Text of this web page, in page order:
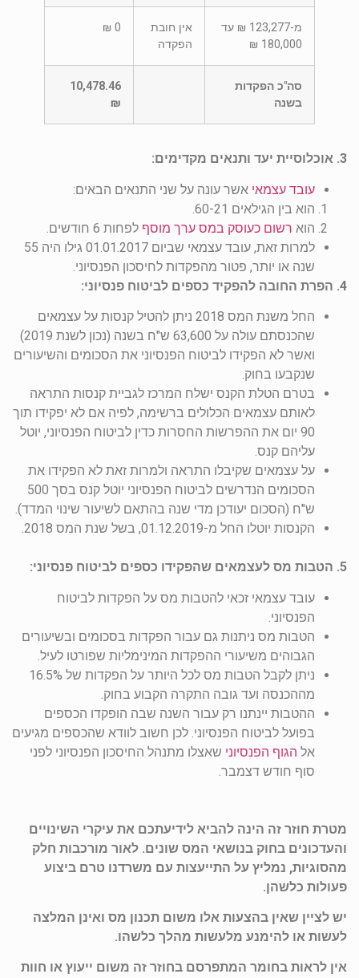
מ-123,277 ₪ עד
180,000 ₪
אין חובת
הפקדה
0 ₪
סה"כ הפקדות
בשנה
10,478.46
₪
3. אוכלוסיית יעד ותנאים מקדימים:
עובד עצמאי אשר עונה על שני התנאים הבאים:
הוא בין הגילאים 60-21.
הוא רשום כעוסק במס ערך מוסף לפחות 6 חודשים.
למרות זאת, עובד עצמאי שביום 01.01.2017 גילו היה 55
שנה או יותר, פטור מהפקדות לחיסכון הפנסיוני.
4. הפרת החובה להפקיד כספים לביטוח פנסיוני:
החל משנת המס 2018 ניתן להטיל קנסות על עצמאים
שהכנסתם עולה על 63,600 ש"ח בשנה (נכון לשנת 2019)
ואשר לא הפקידו לביטוח הפנסיוני את הסכומים והשיעורים
שנקבעו בחוק.
בטרם הטלת הקנס ישלח המרכז לגביית קנסות התראה
לאותם עצמאים הכלולים ברשימה, לפיה אם לא יפקידו תוך
90 יום את ההפרשות החסרות כדין לביטוח הפנסיוני, יוטל
עליהם קנס.
על עצמאים שקיבלו התראה ולמרות זאת לא הפקידו את
הסכומים הנדרשים לביטוח הפנסיוני יוטל קנס בסך 500
ש"ח (הסכום יעודכן מדי שנה בהתאם לשיעור שינוי המדד).
הקנסות יוטלו החל מ-01.12.2019, בשל שנת המס 2018.
5. הטבות מס לעצמאים שהפקידו כספים לביטוח פנסיוני:
עובד עצמאי זכאי להטבות מס על הפקדות לביטוח
הפנסיוני.
הטבות מס ניתנות גם עבור הפקדות בסכומים ובשיעורים
הגבוהים משיעורי ההפקדות המינימליות שפורטו לעיל.
ניתן לקבל הטבות מס לכל היותר על הפקדות של 16.5%
מההכנסה ועד גובה התקרה הקבוע בחוק.
ההטבות יינתנו רק עבור השנה שבה הופקדו הכספים
בפועל לביטוח הפנסיוני. לכן חשוב לוודא שהכספים מגיעים
אל הגוף הפנסיוני שאצלו מתנהל החיסכון הפנסיוני לפני
סוף חודש דצמבר.
מטרת חוזר זה הינה להביא לידיעתכם את עיקרי השינויים
והעדכונים בחוק בנושאי המס שונים. לאור מורכבות חלק
מהסוגיות, נמליץ על התייעצות עם משרדנו טרם ביצוע
פעולות כלשהן.
יש לציין שאין בהצעות אלו משום תכנון מס ואינן המלצה
לעשות או להימנע מלעשות מהלך כלשהו.
אין לראות בחומר המתפרסם בחוזר זה משום ייעוץ או חוות